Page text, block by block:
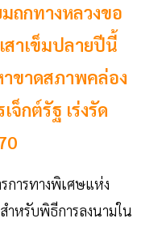
ถกทางหลวงขอ
าเข็มปลายปีนี้
ขาดสภาพคล่อง
จ็กต์รัฐ เร่งรัด
การทางพิเศษแห่ง
ำหรับพิธีการลงนามใน